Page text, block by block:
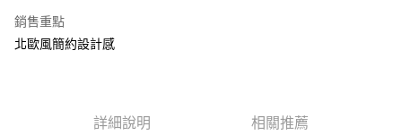
【關於「AFTEE先享後付」】
AFTEE先享後付是「在收到商品之後才付款」的支付方式。 讓您購物簡單
ATM付款
銷售重點
北歐風簡約設計感
詳細說明 相關推薦